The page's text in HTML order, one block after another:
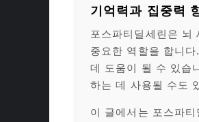
기억력과 집중력
포스파티딜세린은 뇌
중요한 역할을 합니
데 도움이 될 수 있습
하는 데 사용될 수도
이 글에서는 포스파